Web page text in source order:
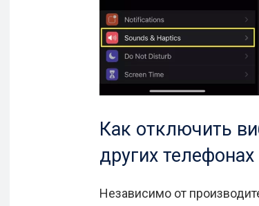
Как отключить
других
Независимо от